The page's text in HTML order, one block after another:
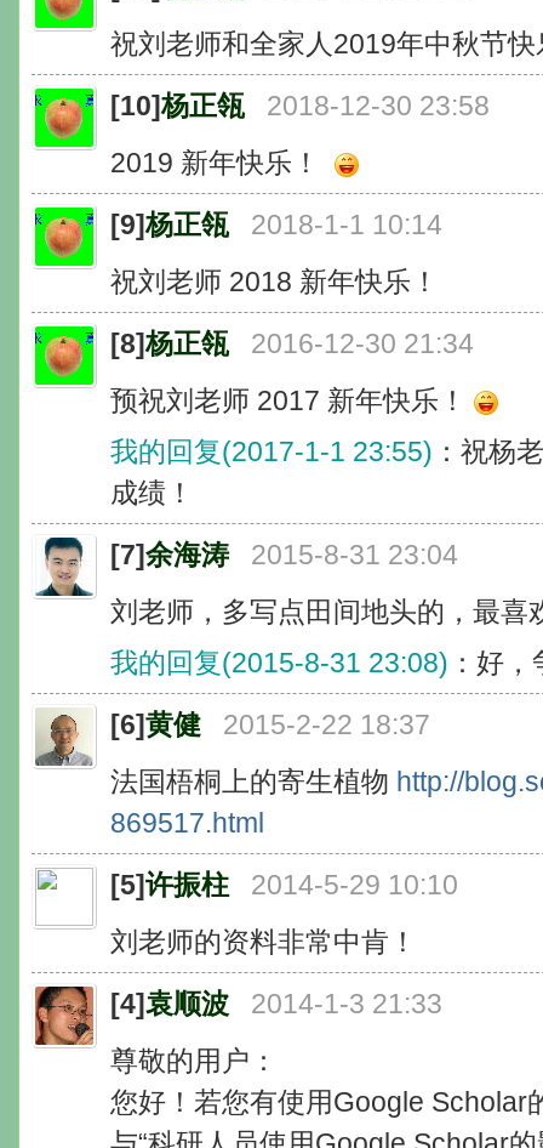
祝刘老师和全家人2019年中秋节快
[10]杨正瓴
2018-12-30 23:58
2019 新年快乐！
[9]杨正瓴
2018-1-1 10:14
祝刘老师 2018 新年快乐！
[8]杨正瓴
2016-12-30 21:34
预祝刘老师 2017 新年快乐！
我的回复(2017-1-1 23:55) ：祝杨
成绩！
[7]余海涛
2015-8-31 23:04
刘老师，多写点田间地头的，最喜
我的回复(2015-8-31 23:08) ：好
[6]黄健
2015-2-22 18:37
法国梧桐上的寄生植物 http://
869517.html
[5]许振柱
2014-5-29 10:10
刘老师的资料非常中肯！
[4]袁顺波
2014-1-3 21:33
尊敬的用户：
您好！若您有使用Google Scholar